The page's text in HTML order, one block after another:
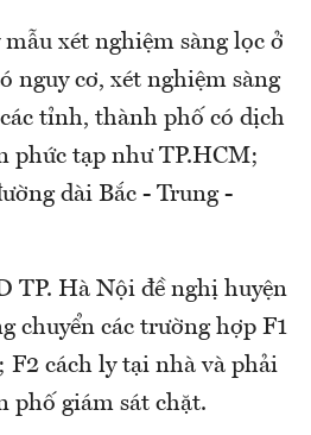
xét nghiệm sàng lọc ở
nguy cơ, xét nghiệm sàng
tỉnh, thành phố có dịch
phức tạp như TP.HCM;
dài Bắc - Trung -
TP. Hà Nội đề nghị huyện
chuyển các trường hợp F1
F2 cách ly tại nhà và phải
phố giám sát chặt.